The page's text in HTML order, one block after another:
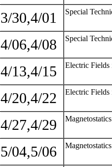
3/30,4/01 Special
4/06,4/08 Special
4/13,4/15 Electric Fields
4/20,4/22 Electric Fields
4/27,4/29
5/04,5/06